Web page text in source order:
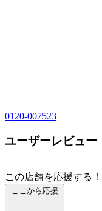
0120-007523
ユーザーレビュー
この店舗を応援する！
ここから応援